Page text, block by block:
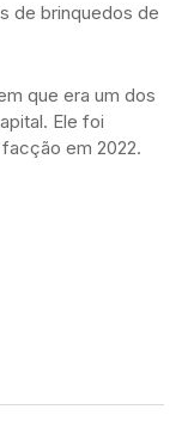
de brinquedos de
que era um dos
Ele foi
em 2022.